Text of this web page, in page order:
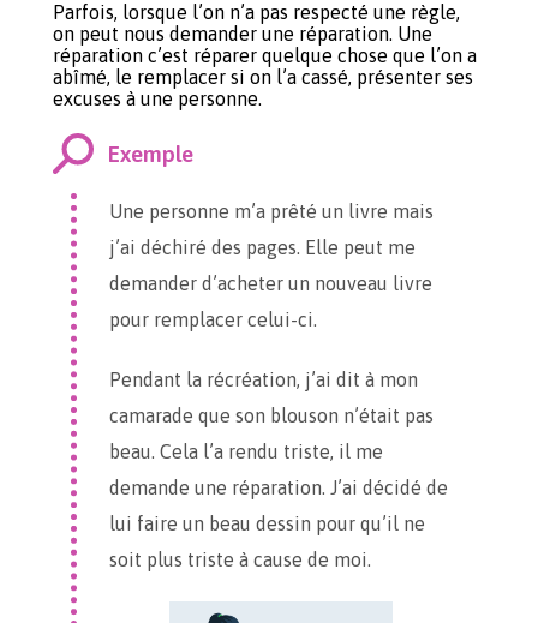
Parfois, lorsque l’on n’a pas respecté une règle,
on peut nous demander une réparation. Une
réparation c’est réparer quelque chose que l’on a
abîmé, le remplacer si on l’a cassé, présenter ses
excuses à une personne.
Exemple
Une personne m’a prêté un livre mais
j’ai déchiré des pages. Elle peut me
demander d’acheter un nouveau livre
pour remplacer celui-ci.
Pendant la récréation, j’ai dit à mon
camarade que son blouson n’était pas
beau. Cela l’a rendu triste, il me
demande une réparation. J’ai décidé de
lui faire un beau dessin pour qu’il ne
soit plus triste à cause de moi.